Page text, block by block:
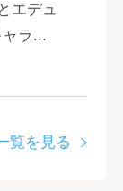
エデュ
ラ...
覧を見る